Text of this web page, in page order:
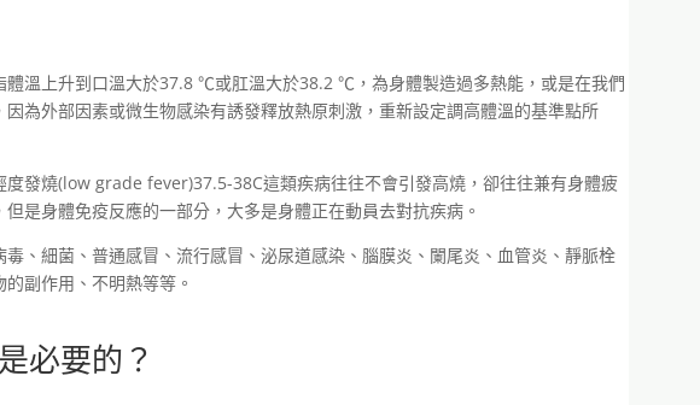
體溫上升到口溫大於37.8 ℃或肛溫大於38.2 ℃，為身體製造過多熱能，或是在我們
為外部因素或微生物感染有誘發釋放熱原刺激，重新設定調高體溫的基準點所
度發燒(low grade fever)37.5-38C這類疾病往往不會引發高燒，卻往往兼有身體疲
是身體免疫反應的一部分，大多是身體正在動員去對抗疾病。
、細菌、普通感冒、流行感冒、泌尿道感染、腦膜炎、闌尾炎、血管炎、靜脈栓
副作用、不明熱等等。
必要的？